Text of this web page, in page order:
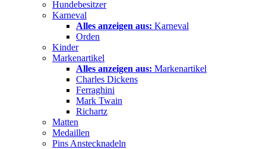
Hundebesitzer
Karneval
Alles anzeigen aus: Karneval
Orden
Kinder
Markenartikel
Alles anzeigen aus: Markenartikel
Charles Dickens
Ferraghini
Mark Twain
Richartz
Matten
Medaillen
Pins Anstecknadeln